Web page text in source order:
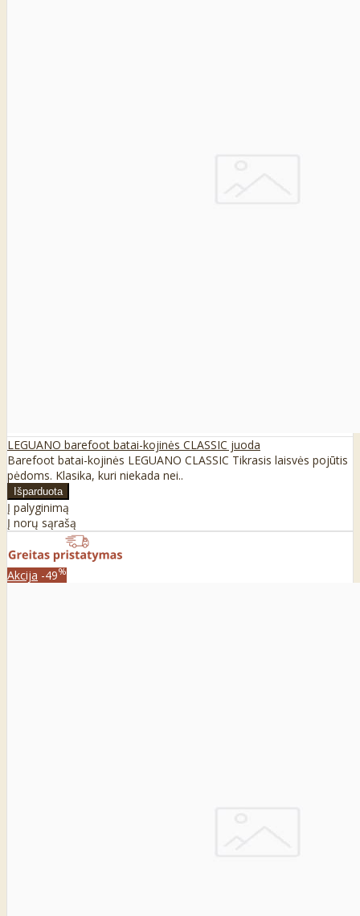
LEGUANO barefoot batai-kojinės CLASSIC juoda
Barefoot batai-kojinės LEGUANO CLASSIC Tikrasis laisvės pojūtis
pėdoms. Klasika, kuri niekada nei..
Į palyginimą
Į norų sąrašą
Akcija -49%